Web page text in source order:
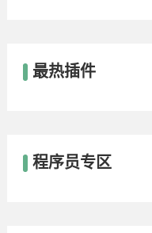
最热插件
程序员专区